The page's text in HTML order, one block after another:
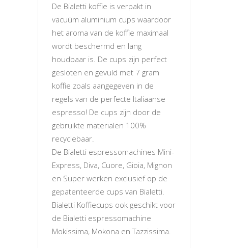
De Bialetti koffie is verpakt in
vacuüm aluminium cups waardoor
het aroma van de koffie maximaal
wordt beschermd en lang
houdbaar is. De cups zijn perfect
gesloten en gevuld met 7 gram
koffie zoals aangegeven in de
regels van de perfecte Italiaanse
espresso! De cups zijn door de
gebruikte materialen 100%
recyclebaar.
De Bialetti espressomachines Mini-
Express, Diva, Cuore, Gioia, Mignon
en Super werken exclusief op de
gepatenteerde cups van Bialetti.
Bialetti Koffiecups ook geschikt voor
de Bialetti espressomachine
Mokissima, Mokona en Tazzissima.